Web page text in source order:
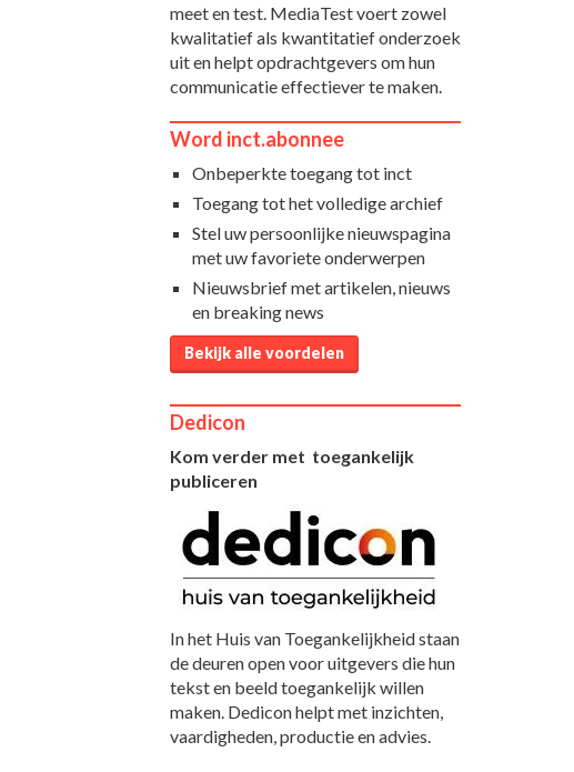
meet en test. MediaTest voert zowel
kwalitatief als kwantitatief onderzoek
uit en helpt opdrachtgevers om hun
communicatie effectiever te maken.
Word inct.abonnee
Onbeperkte toegang tot inct
Toegang tot het volledige archief
Stel uw persoonlijke nieuwspagina
met uw favoriete onderwerpen
Nieuwsbrief met artikelen, nieuws
en breaking news
Bekijk alle voordelen
Dedicon
Kom verder met toegankelijk
publiceren
In het Huis van Toegankelijkheid staan
de deuren open voor uitgevers die hun
tekst en beeld toegankelijk willen
maken. Dedicon helpt met inzichten,
vaardigheden, productie en advies.